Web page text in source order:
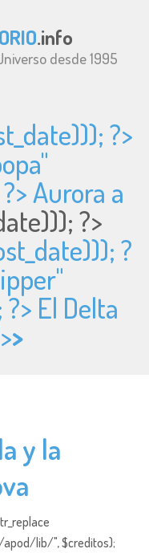
.info
desde 1995
?>
Aurora a
?>
?
El Delta
>
y la
lib/", $creditos);